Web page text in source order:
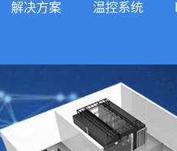
解决方案 温控系统